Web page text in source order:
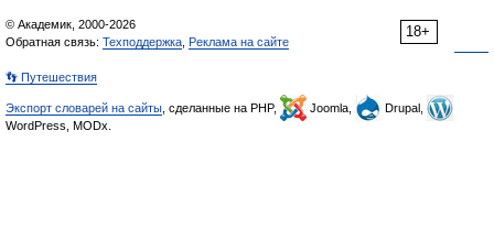
18+
© Академик, 2000-2026
Обратная связь: Техподдержка Реклама на сайте
👣 Путешествия
Экспорт словарей на сайты , сделанные на PHP, Joomla,
Drupal,
WordPress, MODx.